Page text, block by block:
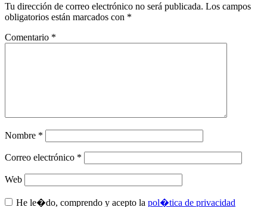
Tu dirección de correo electrónico no será publicada. Los campos
obligatorios están marcados con *
Comentario *
Nombre *
Correo electrónico *
Web
He le�do, comprendo y acepto la pol�tica de privacidad